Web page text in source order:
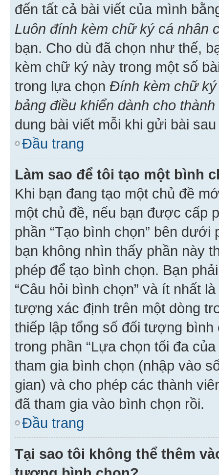
đến tất cả bài viết của mình
Luôn đính kèm chữ ký cá nhân
bạn. Cho dù đã chọn như thế,
kèm chữ ký này trong một số
trong lựa chọn Đính kèm chữ
bảng điều khiển dành cho
dung bài viết mỗi khi gửi bài sau
Đầu trang
Làm sao để tôi tạo một bình
Khi bạn đang tạo một chủ đề
một chủ đề, nếu bạn được cấp
phần “Tạo bình chọn” bên
bạn không nhìn thấy phần này
phép để tạo bình chọn. Bạn
“Câu hỏi bình chọn” và ít nhất
tượng xác định trên một dòng
thiếp lập tổng số đối tượng
trong phần “Lựa chọn tối đa
tham gia bình chọn (nhập vào
gian) và cho phép các thành
đã tham gia vào bình chọn rồi.
Đầu trang
Tại sao tôi không thể thêm